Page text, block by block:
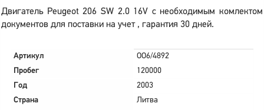
Двигатель Peugeot 206 SW 2.0 16V с необходимым комлектом
документов для поставки на учет , гарантия 30 дней.
Артикул
OO6/4892
Пробег
120000
Год
2003
Страна
Литва